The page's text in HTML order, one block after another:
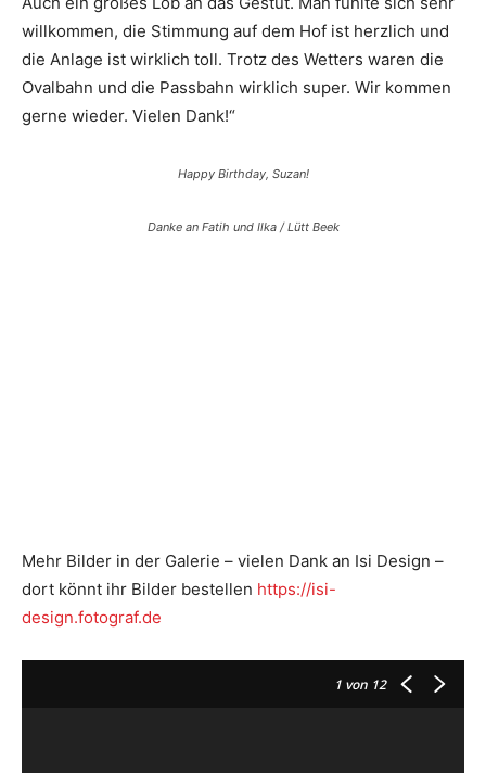
willkommen, die Stimmung auf dem Hof ist herzlich und
die Anlage ist wirklich toll. Trotz des Wetters waren die
Ovalbahn und die Passbahn wirklich super. Wir kommen
gerne wieder. Vielen Dank!“
Happy Birthday, Suzan!
Danke an Fatih und Ilka / Lütt Beek
Mehr Bilder in der Galerie – vielen Dank an Isi Design –
dort könnt ihr Bilder bestellen https://isi-
design.fotograf.de
1 von 12